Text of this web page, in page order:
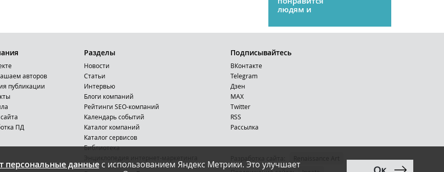
людям и
персональные данныес использованием Яндекс Метрики. Это улучшает
авторов
публикации
ПД
Разделы
Новости
Статьи
Интервью
Блоги компаний
Рейтинги SEO-компаний
Календарь событий
Каталог компаний
Каталог сервисов
Библиотека
Подписывайтесь
ВКонтакте
Telegram
Дзен
MAX
Тwitter
RSS
Рассылка